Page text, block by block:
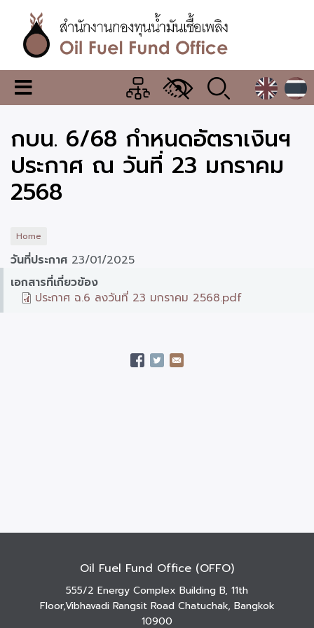
content
สำนักงาน
กองทุน
น้ำมัน
เชื้อ
เพลิง
เมนู
เปลี่ยน
แสดง
ผล
กบน. 6/68 กำหนดอัตราเงินฯ
ประกาศ ณ วันที่ 23 มกราคม
2568
Home
วันที่ประกาศ 23/01/2025
เอกสารที่เกี่ยวข้อง
ประกาศ ฉ.6 ลงวันที่ 23 มกราคม 2568.pdf
Oil Fuel Fund Office (OFFO)
555/2 Energy Complex Building B, 11th
Floor,Vibhavadi Rangsit Road Chatuchak, Bangkok
10900